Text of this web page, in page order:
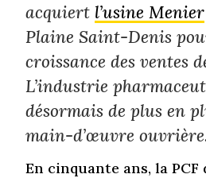
acquiert l’usine Menier
Plaine Saint-Denis
croissance des ventes
L’industrie
désormais de plus en
main-d’œuvre
En cinquante ans, la